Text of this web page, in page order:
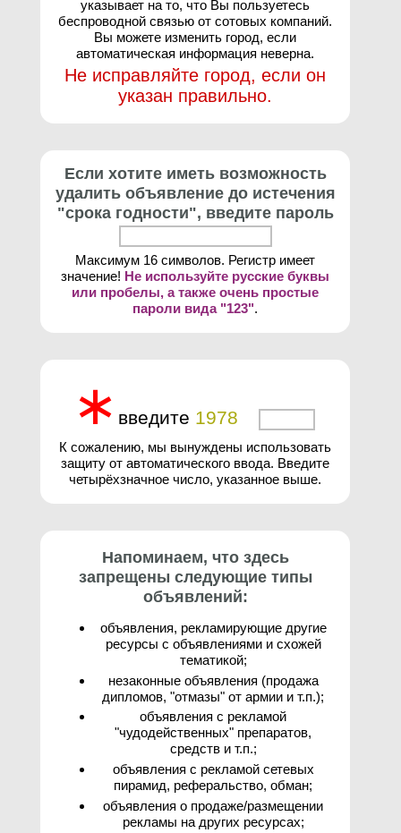
указывает на то, что Вы пользуетесь
беспроводной связью от сотовых компаний.
Вы можете изменить город, если
автоматическая информация неверна.
Не исправляйте город, если он
указан правильно.
Если хотите иметь возможность
удалить объявление до истечения
"срока годности", введите пароль
Максимум 16 символов. Регистр имеет
значение! Не используйте русские буквы
или пробелы, а также очень простые
пароли вида "123".
∗ введите 1978
К сожалению, мы вынуждены использовать
защиту от автоматического ввода. Введите
четырёхзначное число, указанное выше.
Напоминаем, что здесь
запрещены следующие типы
объявлений:
объявления, рекламирующие другие
ресурсы с объявлениями и схожей
тематикой;
незаконные объявления (продажа
дипломов, "отмазы" от армии и т.п.);
объявления с рекламой
"чудодейственных" препаратов,
средств и т.п.;
объявления с рекламой сетевых
пирамид, реферальство, обман;
объявления о продаже/размещении
рекламы на других ресурсах;